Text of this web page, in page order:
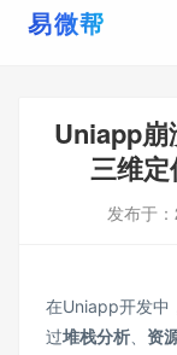
Uniapp崩
三维定
发布于：
在Uniapp开发中
过堆栈分析 资